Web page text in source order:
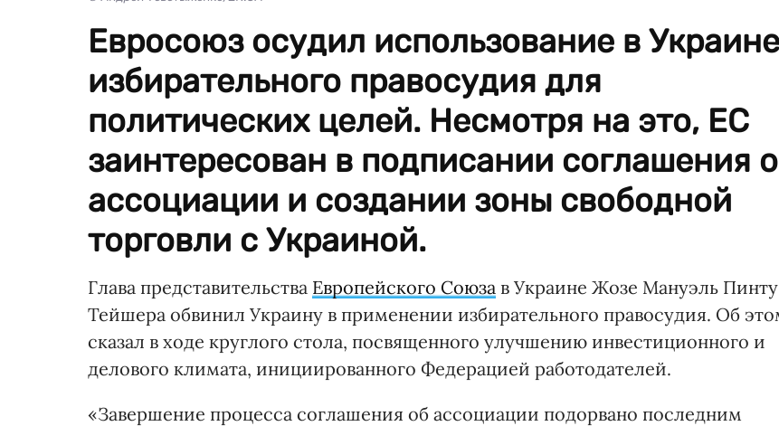
Евросоюз осудил использование в Украине
избирательного правосудия для
политических целей. Несмотря на это, ЕС
заинтересован в подписании соглашения
ассоциации и создании зоны свободной
торговли с Украиной.
Глава представительства Европейского Союза в Украине Жозе Мануэль Пинту
Тейшера обвинил Украину в применении избирательного правосудия. Об
сказал в ходе круглого стола, посвященного улучшению инвестиционного и
делового климата, инициированного Федерацией работодателей.
«Завершение процесса соглашения об ассоциации подорвано последним